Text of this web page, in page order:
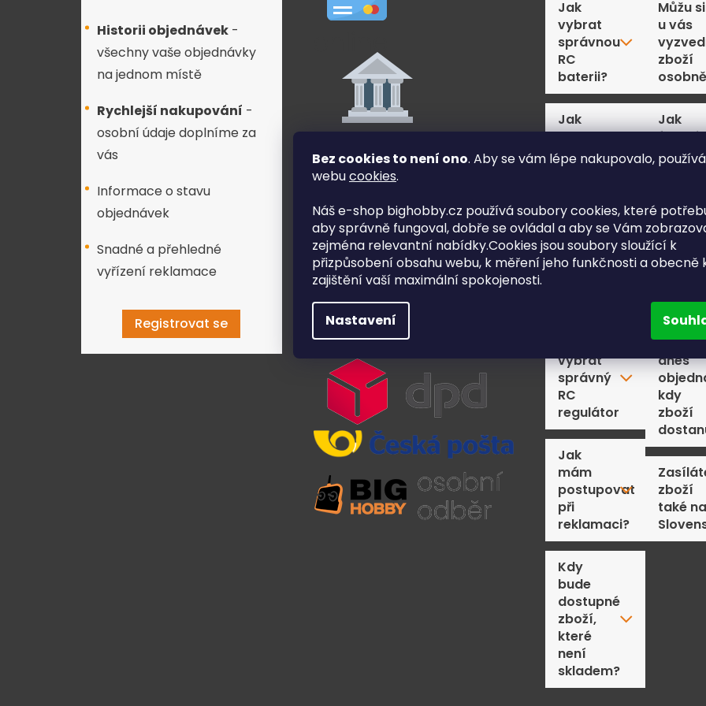
Bez cookies to není ono. Aby se vám lépe nakupovalo,
webucookies.
Náš e-shop bighobby.cz používá soubory cookies, které
aby správně fungoval, dobře se ovládal a aby se Vám
zejména relevantní nabídky.Cookies jsou soubory sloužící k
přizpůsobení obsahu webu, k měření jeho funkčnosti a obecně
zajištění vaší maximální spokojenosti.
Nastavení
Historii objednávek -
všechny vaše objednávky
na jednom místě
Rychlejší nakupování -
osobní údaje doplníme za
vás
Informace o stavu
objednávek
Snadné a přehledné
vyřízení reklamace
Registrovat se
Cenově výhodné
způsoby dopravy:
Jak
vybrat
správnou
RC
baterii?
Jak
vybrat
správné
RC
Jak
vybrat
správný
vybrat
správný
RC
regulátor
Jak
mám
postupovat
při
reklamaci?
Kdy
bude
dostupné
zboží,
které
není
skladem?
Můžu si
u vás
zboží
Jak
platba
kartou
mohu
slevu?
Když
dnes
kdy
zboží
zboží
také na